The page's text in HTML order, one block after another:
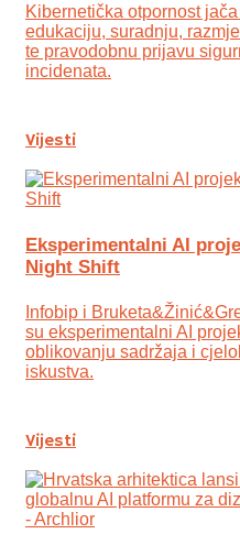
Kibernetička otpornost
edukaciju, suradnju,
te pravodobnu prijavu
incidenata.
Vijesti
Eksperimentalni AI
Night Shift
Infobip i
su eksperimentalni AI
oblikovanju sadržaja i
iskustva.
Vijesti